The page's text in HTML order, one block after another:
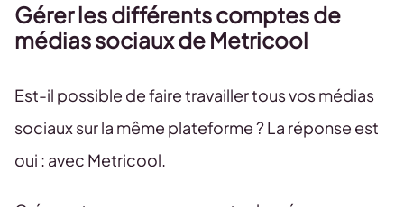
Gérer les différents comptes de
médias sociaux de Metricool
Est-il possible de faire travailler tous vos médias
sociaux sur la même plateforme ? La réponse est
oui : avec Metricool.